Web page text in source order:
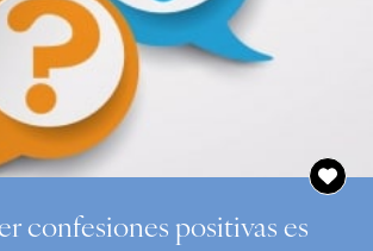
confesiones positivas es